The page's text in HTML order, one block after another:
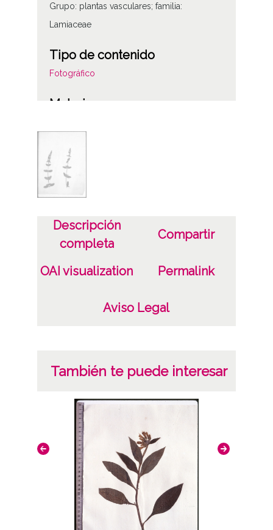
Grupo: plantas vasculares; familia:
Lamiaceae
Tipo de contenido
Fotográfico
Materia
Licencia de las imágenes
CC BY-NC-SA 4.0
Descripción
completa
Compartir
OAI visualization Permalink
Aviso Legal
También te puede interesar